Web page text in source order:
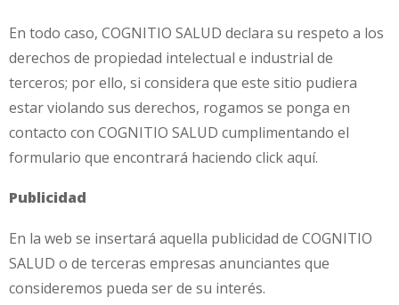
En todo caso, COGNITIO SALUD declara su respeto a los
derechos de propiedad intelectual e industrial de
terceros; por ello, si considera que este sitio pudiera
estar violando sus derechos, rogamos se ponga en
contacto con COGNITIO SALUD cumplimentando el
formulario que encontrará haciendo click aquí.
Publicidad
En la web se insertará aquella publicidad de COGNITIO
SALUD o de terceras empresas anunciantes que
consideremos pueda ser de su interés.